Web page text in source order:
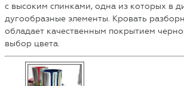
с высоким спинками, одна из которых в
дугообразные элементы. Кровать
обладает качественным покрытием
выбор цвета.